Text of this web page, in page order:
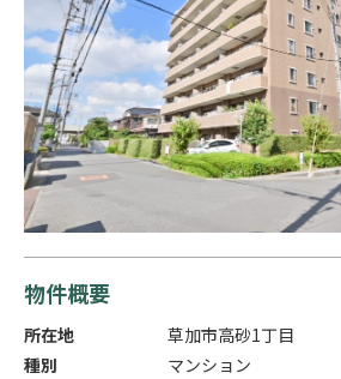
物件概要
所在地
草加市高砂1丁目
種別
マンション